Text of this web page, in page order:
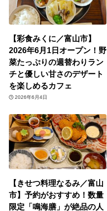
【彩食みくに／富山市】
2026年6月1日オープン！野
菜たっぷりの週替わりラン
チと優しい甘さのデザート
を楽しめるカフェ
2026年6月4日
【きせつ料理なるみ／富山
市】予約がおすすめ！数量
限定「鳴海膳」が絶品の人